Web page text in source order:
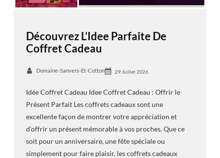
Découvrez L’Idee Parfaite De
Coffret Cadeau
Domaine-Sanvers-Et-Cotton 29 Juillet 2026
Idée Coffret Cadeau Idee Coffret Cadeau : Offrir le
Présent Parfait Les coffrets cadeaux sont une
excellente façon de montrer votre appréciation et
d’offrir un présent mémorable à vos proches. Que ce
soit pour un anniversaire, une fête spéciale ou
simplement pour faire plaisir, les coffrets cadeaux